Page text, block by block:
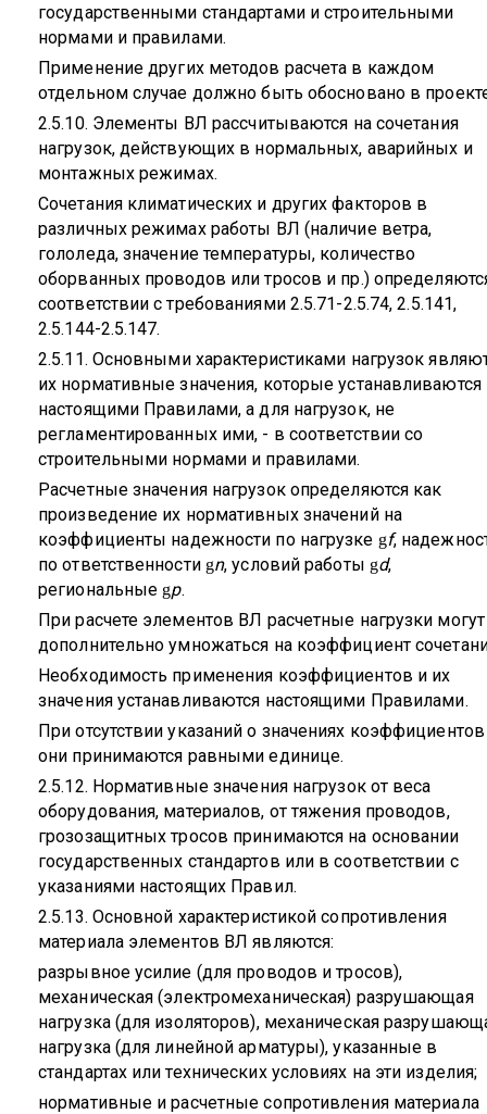
государственными стандартами и строительными
нормами и правилами.
Применение других методов расчета в каждом
отдельном случае должно быть обосновано в
2.5.10. Элементы ВЛ рассчитываются на сочетания
нагрузок, действующих в нормальных, аварийных и
монтажных режимах.
Сочетания климатических и других факторов в
различных режимах работы ВЛ (наличие ветра,
гололеда, значение температуры, количество
оборванных проводов или тросов и пр.)
соответствии с требованиями 2.5.71-2.5.74, 2.5.141,
2.5.144-2.5.147.
2.5.11. Основными характеристиками нагрузок
их нормативные значения, которые устанавливаются
настоящими Правилами, а для нагрузок, не
регламентированных ими, - в соответствии со
строительными нормами и правилами.
Расчетные значения нагрузок определяются как
произведение их нормативных значений на
коэффициенты надежности по нагрузке gf,
по ответственности gn, условий работы gd,
региональные gp.
При расчете элементов ВЛ расчетные нагрузки могут
дополнительно умножаться на коэффициент
Необходимость применения коэффициентов и их
значения устанавливаются настоящими Правилами.
При отсутствии указаний о значениях коэффициентов
они принимаются равными единице.
2.5.12. Нормативные значения нагрузок от веса
оборудования, материалов, от тяжения проводов,
грозозащитных тросов принимаются на основании
государственных стандартов или в соответствии с
указаниями настоящих Правил.
2.5.13. Основной характеристикой сопротивления
материала элементов ВЛ являются:
разрывное усилие (для проводов и тросов),
механическая (электромеханическая) разрушающая
нагрузка (для изоляторов), механическая
нагрузка (для линейной арматуры), указанные в
стандартах или технических условиях на эти изделия;
нормативные и расчетные сопротивления материала